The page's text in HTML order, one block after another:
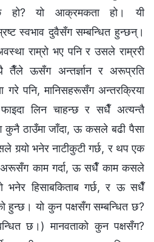
हो? यो आक्रमकता हो। यी
स्वभाव दुवैसँग सम्बन्धित हुन्छन्।
राम्रो भए पनि र उसले राम्ररी
तैँले ऊसँग अन्तर्ज्ञान र अरूप्रति
गरे पनि, मानिसहरूसँग अन्तरक्रिया
लिन चाहन्छ र सधैँ अत्यन्तै
ठाउँमा जाँदा, ऊ कसले बढी पैसा
गर्‍यो भनेर नाटीकुटी गर्छ, र थप एक
अरूसँग काम गर्दा, ऊ सधैँ काम कसले
भनेर हिसाबकिताब गर्छ, र ऊ सधैँ
हुन्छ। यो कुन पक्षसँग सम्बन्धित छ?
छ।) मानवताको कुन पक्षसँग?